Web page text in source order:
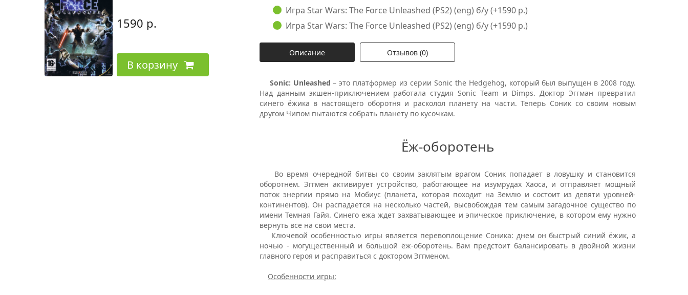
1590 р.
В корзину
Игра Star Wars: The Force Unleashed (PS2) (eng) б/у (+1590 р.)
Игра Star Wars: The Force Unleashed (PS2) (eng) б/у (+1590 р.)
Описание Отзывов (0)
Sonic: Unleashed – это платформер из серии Sonic the Hedgehog, который был выпущен в 2008 году.
Над данным экшен-приключением работала студия Sonic Team и Dimps. Доктор Эггман превратил
синего ёжика в настоящего оборотня и расколол планету на части. Теперь Соник со своим новым
другом Чипом пытаются собрать планету по кусочкам.
Ёж-оборотень
Во время очередной битвы со своим заклятым врагом Соник попадает в ловушку и становится
оборотнем. Эггмен активирует устройство, работающее на изумрудах Хаоса, и отправляет мощный
поток энергии прямо на Мобиус (планета, которая походит на Землю и состоит из девяти уровней-
континентов). Он распадается на несколько частей, высвобождая тем самым загадочное существо по
имени Темная Гайя. Синего ежа ждет захватывающее и эпическое приключение, в котором ему нужно
вернуть все на свои места.
Ключевой особенностью игры является перевоплощение Соника: днем он быстрый синий ёжик, а
ночью - могущественный и большой ёж-оборотень. Вам предстоит балансировать в двойной жизни
главного героя и расправиться с доктором Эггменом.
Особенности игры: